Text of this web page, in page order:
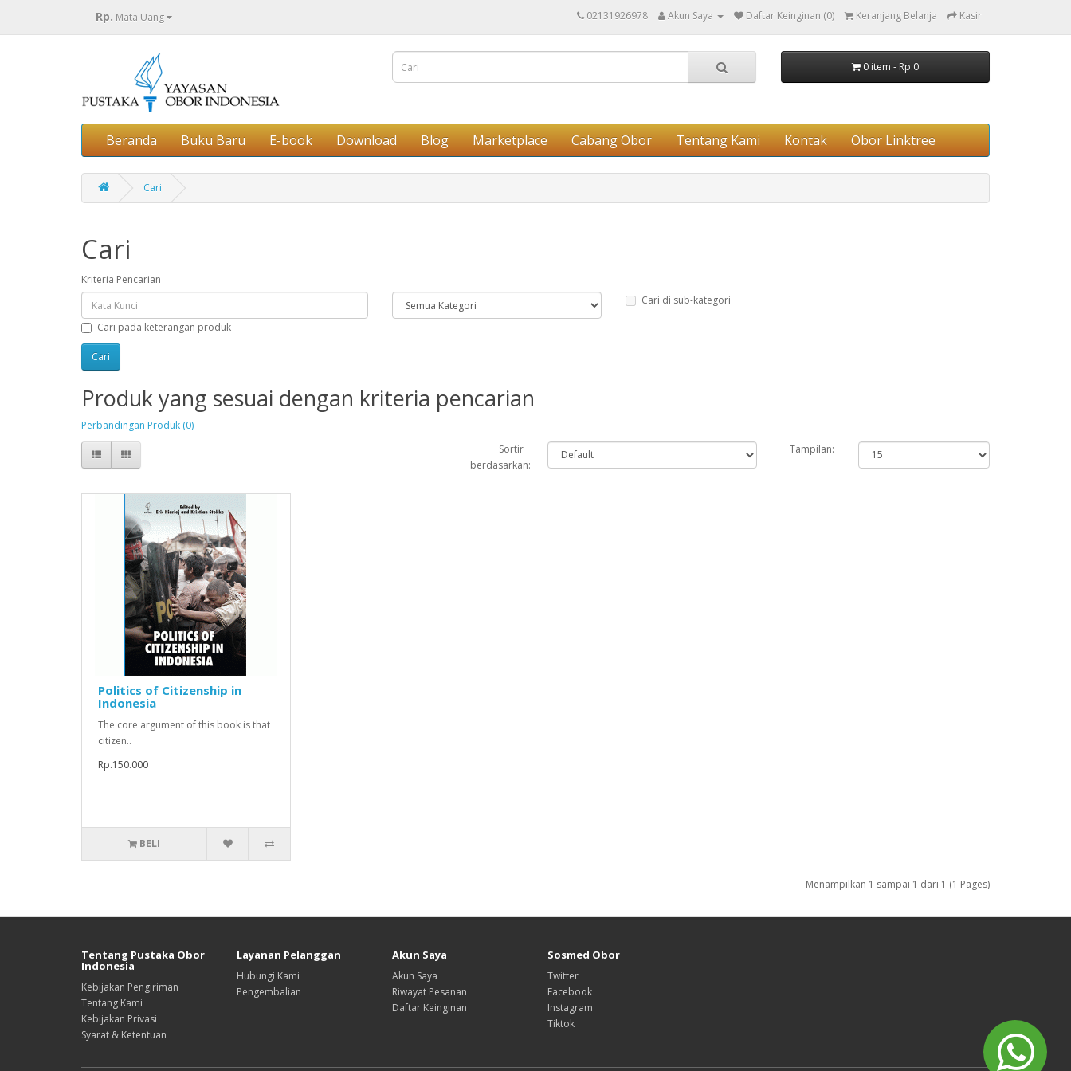
Rp. Mata Uang 02131926978 Akun Saya Daftar Keinginan (0) Keranjang Belanja Kasir
0 item - Rp.0
Beranda Buku Baru E-book Download Blog Marketplace Cabang Obor Tentang Kami Kontak Obor Linktree
Cari
Cari
Kriteria Pencarian
Cari di sub-kategori
Cari pada keterangan produk
Produk yang sesuai dengan kriteria pencarian
Perbandingan Produk (0)
Sortir
berdasarkan:
Tampilan:
Politics of Citizenship in
Indonesia
The core argument of this book is that
citizen..
Rp.150.000
BELI
Menampilkan 1 sampai 1 dari 1 (1 Pages)
Tentang Pustaka Obor
Indonesia
Kebijakan Pengiriman
Tentang Kami
Kebijakan Privasi
Syarat & Ketentuan
Layanan Pelanggan
Hubungi Kami
Pengembalian
Akun Saya
Akun Saya
Riwayat Pesanan
Daftar Keinginan
Sosmed Obor
Twitter
Facebook
Instagram
Tiktok